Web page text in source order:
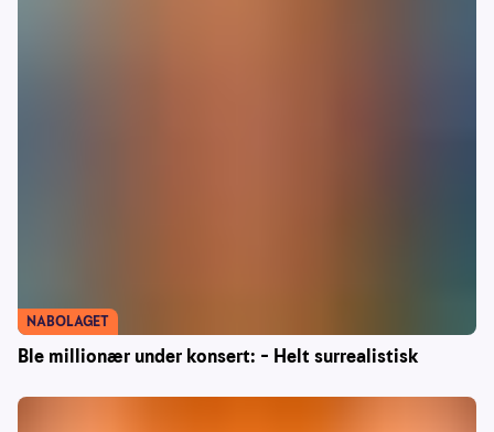
Ble millionær under konsert: – Helt surrealistisk
NABOLAGET